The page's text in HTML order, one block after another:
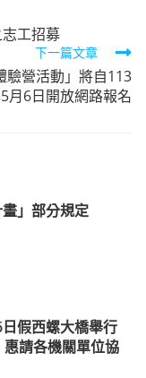
工招募
下一篇文章
驗營活動」將自113
月6日開放網路報名
」部分規定
假西螺大橋舉行
惠請各機關單位協